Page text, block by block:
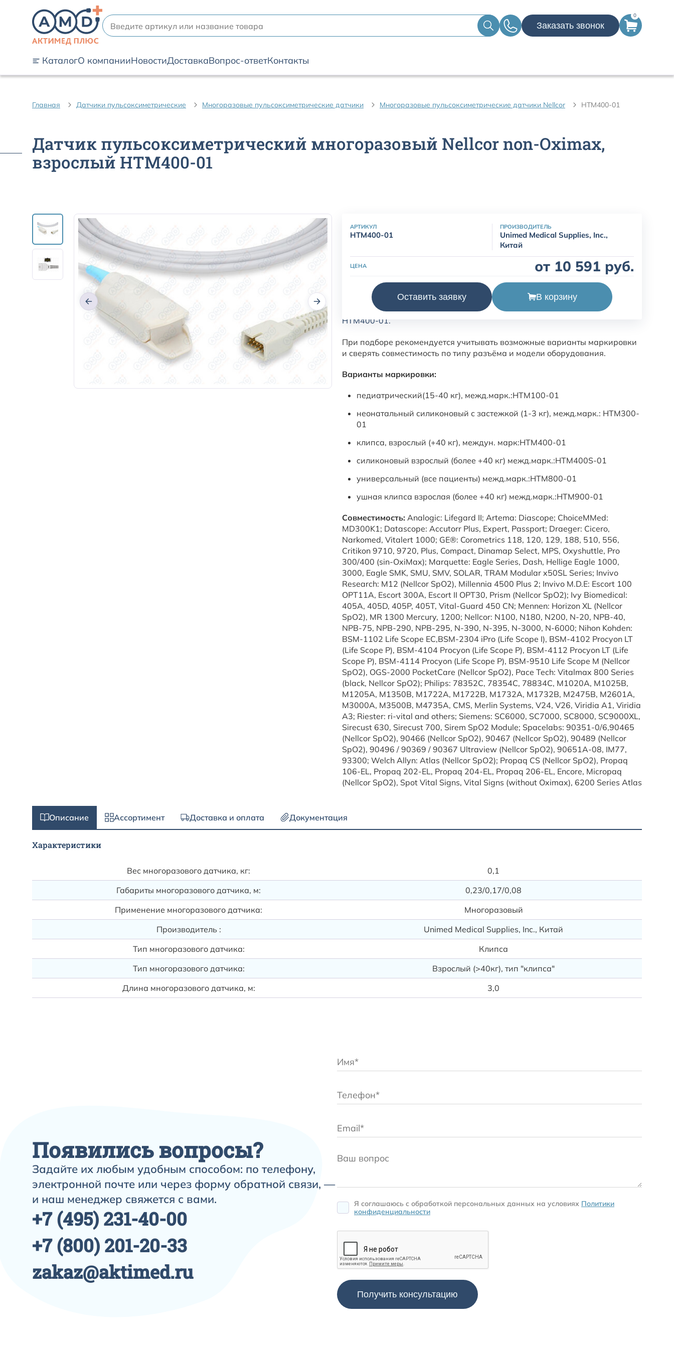
КаталогО компанииНовостиДоставкаВопрос-ответКонтакты
Заказать звонок
0
Главная Датчики пульсоксиметрические Многоразовые пульсоксиметрические датчики Многоразовые пульсоксиметрические датчики Nellcor HTM400-01
Датчик пульсоксиметрический многоразовый Nellcor non-Oximax,
взрослый HTM400-01
АРТИКУЛ
HTM400-01
ПРОИЗВОДИТЕЛЬ
Unimed Medical Supplies, Inc.,
Китай
ЦЕНА от 10 591 руб.
Оставить заявку
В корзину
Датчик пульсоксиметрический многоразовый Nellcor non-Oximax, взрослый
HTM400-01.
При подборе рекомендуется учитывать возможные варианты маркировки
и сверять совместимость по типу разъёма и модели оборудования.
Варианты маркировки:
педиатрический(15-40 кг), межд.марк.:HTM100-01
неонатальный силиконовый с застежкой (1-3 кг), межд.марк.: HTM300-
01
клипса, взрослый (+40 кг), междун. марк:HTM400-01
cиликоновый взрослый (более +40 кг) межд.марк.:HTM400S-01
универсальный (все пациенты) межд.марк.:HTM800-01
ушная клипса взрослая (более +40 кг) межд.марк.:HTM900-01
Совместимость: Analogic: Lifegard II; Artema: Diascope; ChoiceMMed:
MD300K1; Datascope: Accutorr Plus, Expert, Passport; Draeger: Cicero,
Narkomed, Vitalert 1000; GE®: Corometrics 118, 120, 129, 188, 510, 556,
Critikon 9710, 9720, Plus, Compact, Dinamap Select, MPS, Oxyshuttle, Pro
300/400 (sin-OxiMax); Marquette: Eagle Series, Dash, Hellige Eagle 1000,
3000, Eagle SMK, SMU, SMV, SOLAR, TRAM Modular x50SL Series; Invivo
Research: M12 (Nellcor SpO2), Millennia 4500 Plus 2; Invivo M.D.E: Escort 100
OPT11A, Escort 300A, Escort II OPT30, Prism (Nellcor SpO2); Ivy Biomedical:
405A, 405D, 405P, 405T, Vital-Guard 450 CN; Mennen: Horizon XL (Nellcor
SpO2), MR 1300 Mercury, 1200; Nellcor: N100, N180, N200, N-20, NPB-40,
NPB-75, NPB-290, NPB-295, N-390, N-395, N-3000, N-6000; Nihon Kohden:
BSM-1102 Life Scope EC,BSM-2304 iPro (Life Scope I), BSM-4102 Procyon LT
(Life Scope P), BSM-4104 Procyon (Life Scope P), BSM-4112 Procyon LT (Life
Scope P), BSM-4114 Procyon (Life Scope P), BSM-9510 Life Scope M (Nellcor
SpO2), OGS-2000 PocketCare (Nellcor SpO2), Pace Tech: Vitalmax 800 Series
(black, Nellcor SpO2); Philips: 78352C, 78354C, 78834C, M1020A, M1025B,
M1205A, M1350B, M1722A, M1722B, M1732A, M1732B, M2475B, M2601A,
M3000A, M3500B, M4735A, CMS, Merlin Systems, V24, V26, Viridia A1, Viridia
A3; Riester: ri-vital and others; Siemens: SC6000, SC7000, SC8000, SC9000XL,
Sirecust 630, Sirecust 700, Sirem SpO2 Module; Spacelabs: 90351-0/6,90465
(Nellcor SpO2), 90466 (Nellcor SpO2), 90467 (Nellcor SpO2), 90489 (Nellcor
SpO2), 90496 / 90369 / 90367 Ultraview (Nellcor SpO2), 90651A-08, IM77,
93300; Welch Allyn: Atlas (Nellcor SpO2); Propaq CS (Nellcor SpO2), Propaq
106-EL, Propaq 202-EL, Propaq 204-EL, Propaq 206-EL, Encore, Micropaq
(Nellcor SpO2), Spot Vital Signs, Vital Signs (without Oximax), 6200 Series Atlas
Описание Ассортимент Доставка и оплата Документация
Характеристики
Вес многоразового датчика, кг:
0,1
Габариты многоразового датчика, м:
0,23/0,17/0,08
Применение многоразового датчика:
Многоразовый
Производитель :
Unimed Medical Supplies, Inc., Китай
Тип многоразового датчика:
Клипса
Тип многоразового датчика:
Взрослый (>40кг), тип "клипса"
Длина многоразового датчика, м:
3,0
Появились вопросы?
Задайте их любым удобным способом: по телефону,
электронной почте или через форму обратной связи, —
и наш менеджер свяжется с вами.
+7(495) 231-40-00
+7(800) 201-20-33
zakaz@aktimed.ru
Я соглашаюсь c обработкой персональных данных на условиях Политики
конфиденциальности